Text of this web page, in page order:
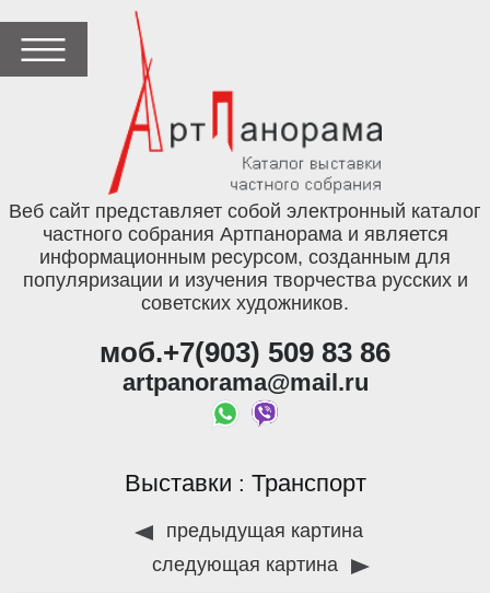
Веб сайт представляет собой электронный каталог
частного собрания Артпанорама и является
информационным ресурсом, созданным для
популяризации и изучения творчества русских и
советских художников.
моб.+7(903) 509 83 86
artpanorama@mail.ru
Выставки : Транспорт
предыдущая картина
следующая картина